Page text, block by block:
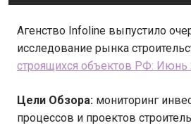
Агенство Infoline выпустило
исследование рынка
строящихся объектов РФ: Июнь
Цели Обзора: мониторинг
процессов и проектов